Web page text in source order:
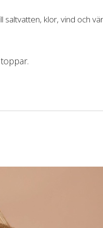
saltvatten, klor, vind och